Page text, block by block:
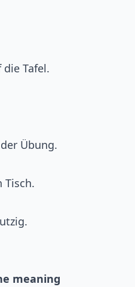
die Tafel.
Übung.
Tisch.
meaning